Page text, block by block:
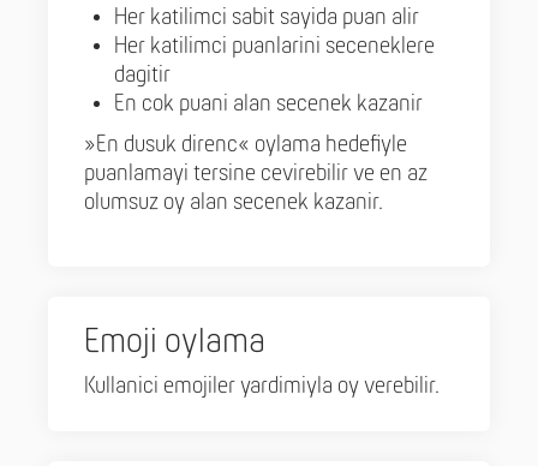
Her katilimci sabit sayida puan alir
Her katilimci puanlarini seceneklere
dagitir
En cok puani alan secenek kazanir
»En dusuk direnc« oylama hedefiyle
puanlamayi tersine cevirebilir ve en az
olumsuz oy alan secenek kazanir.
Emoji oylama
Kullanici emojiler yardimiyla oy verebilir.